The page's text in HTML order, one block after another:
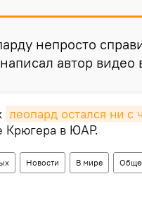
непросто
автор видео
леопард остался ни с
Крюгера в ЮАР.
Новости В мире